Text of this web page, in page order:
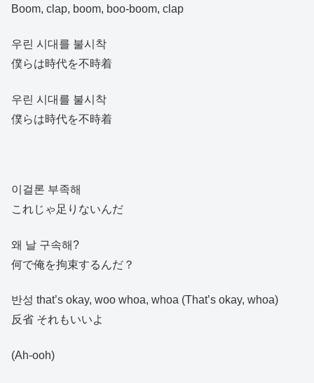
Boom, clap, boom, boo-boom, clap
우린 시대를 불시착
僕らは時代を不時着
우린 시대를 불시착
僕らは時代を不時着
이걸론 부족해
これじゃ足りないんだ
왜 날 구속해?
何で俺を拘束するんだ？
반성 that’s okay, woo whoa, whoa (That’s okay, whoa)
反省 それもいいよ
(Ah-ooh)